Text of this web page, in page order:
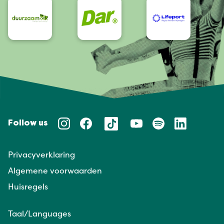
Follow us
Privacyverklaring
Algemene voorwaarden
Huisregels
Taal/Languages